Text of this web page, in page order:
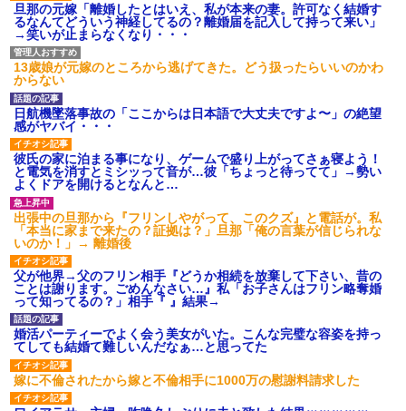
旦那の元嫁「離婚したとはいえ、私が本来の妻。許可なく結婚す
るなんてどういう神経してるの？離婚届を記入して持って来い」
→笑いが止まらなくなり・・・
13歳娘が元嫁のところから逃げてきた。どう扱ったらいいのかわ
からない
日航機墜落事故の「ここからは日本語で大丈夫ですよ〜」の絶望
感がヤバイ・・・
彼氏の家に泊まる事になり、ゲームで盛り上がってさぁ寝よう！
と電気を消すとミシッって音が…彼「ちょっと待ってて」→勢い
よくドアを開けるとなんと…
出張中の旦那から『フリンしやがって、このクズ』と電話が。私
「本当に家まで来たの？証拠は？」旦那「俺の言葉が信じられな
いのか！」→ 離婚後
父が他界→父のフリン相手『どうか相続を放棄して下さい、昔の
ことは謝ります。ごめんなさい…』私「お子さんはフリン略奪婚
って知ってるの？」相手『 』結果→
婚活パーティーでよく会う美女がいた。こんな完璧な容姿を持っ
てしても結婚て難しいんだなぁ…と思ってた
嫁に不倫されたから嫁と不倫相手に1000万の慰謝料請求した